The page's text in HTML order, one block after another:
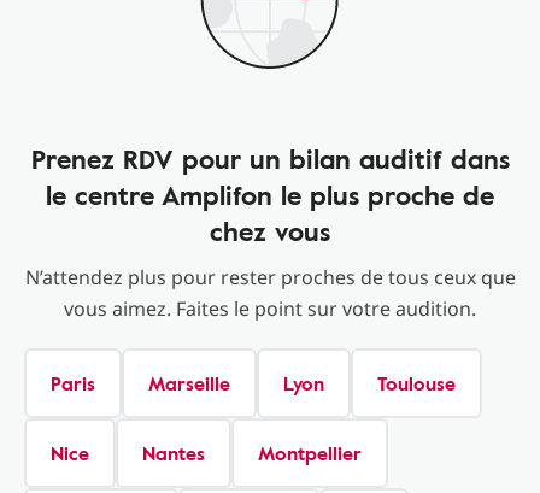
Prenez RDV pour un bilan auditif dans
le centre Amplifon le plus proche de
chez vous
N’attendez plus pour rester proches de tous ceux que
vous aimez. Faites le point sur votre audition.
Paris Marseille Lyon Toulouse
Nice Nantes Montpellier